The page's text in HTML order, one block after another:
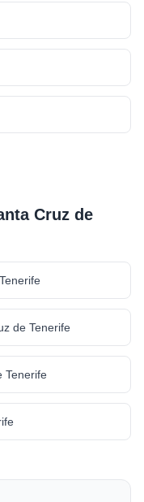
Cruz de
de Tenerife
Tenerife